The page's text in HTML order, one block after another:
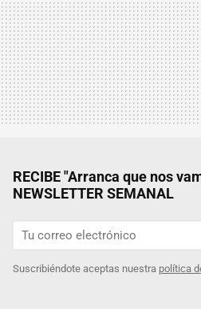
RECIBE "Arranca que nos
NEWSLETTER SEMANAL
Suscribiéndote aceptas nuestra política